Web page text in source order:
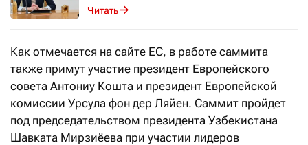
Читать
Как отмечается на сайте ЕС, в работе саммита
также примут участие президент Европейского
совета Антониу Кошта и президент Европейской
комиссии Урсула фон дер Ляйен. Саммит пройдет
под председательством президента Узбекистана
Шавката Мирзиёева при участии лидеров